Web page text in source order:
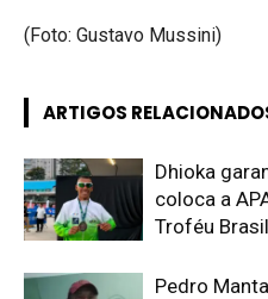
(Foto: Gustavo Mussini)
ARTIGOS
Dhioka
coloca a
Troféu Brasil
Pedro